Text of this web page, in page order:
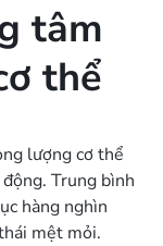
tâm
thể
lượng cơ thể
Trung bình
hàng nghìn
mệt mỏi.